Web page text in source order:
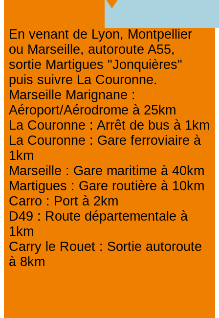
En venant de Lyon, Montpellier
ou Marseille, autoroute A55,
sortie Martigues "Jonquières"
puis suivre La Couronne.
Marseille Marignane :
Aéroport/Aérodrome à 25km
La Couronne : Arrêt de bus à 1km
La Couronne : Gare ferroviaire à
1km
Marseille : Gare maritime à 40km
Martigues : Gare routière à 10km
Carro : Port à 2km
D49 : Route départementale à
1km
Carry le Rouet : Sortie autoroute
à 8km